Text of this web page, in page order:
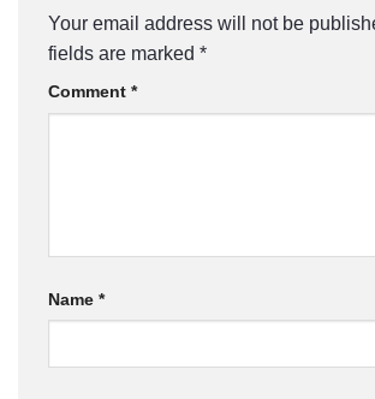
Your email address will not be
fields are marked *
Comment *
Name *